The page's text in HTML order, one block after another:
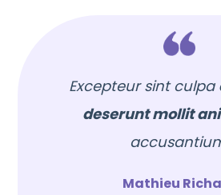
Excepteur sint culpa
deserunt mollit
Mathieu